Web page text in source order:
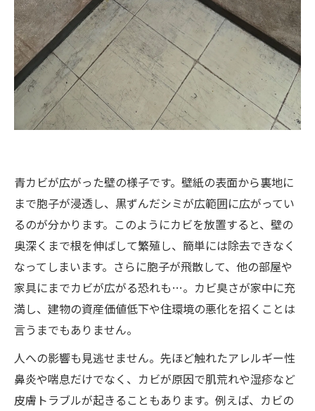
青カビが広がった壁の様子です。壁紙の表面から裏地に
まで胞子が浸透し、黒ずんだシミが広範囲に広がってい
るのが分かります。このようにカビを放置すると、壁の
奥深くまで根を伸ばして繁殖し、簡単には除去できなく
なってしまいます。さらに胞子が飛散して、他の部屋や
家具にまでカビが広がる恐れも…。カビ臭さが家中に充
満し、建物の資産価値低下や住環境の悪化を招くことは
言うまでもありません。
人への影響も見逃せません。先ほど触れたアレルギー性
鼻炎や喘息だけでなく、カビが原因で肌荒れや湿疹など
皮膚トラブルが起きることもあります。例えば、カビの